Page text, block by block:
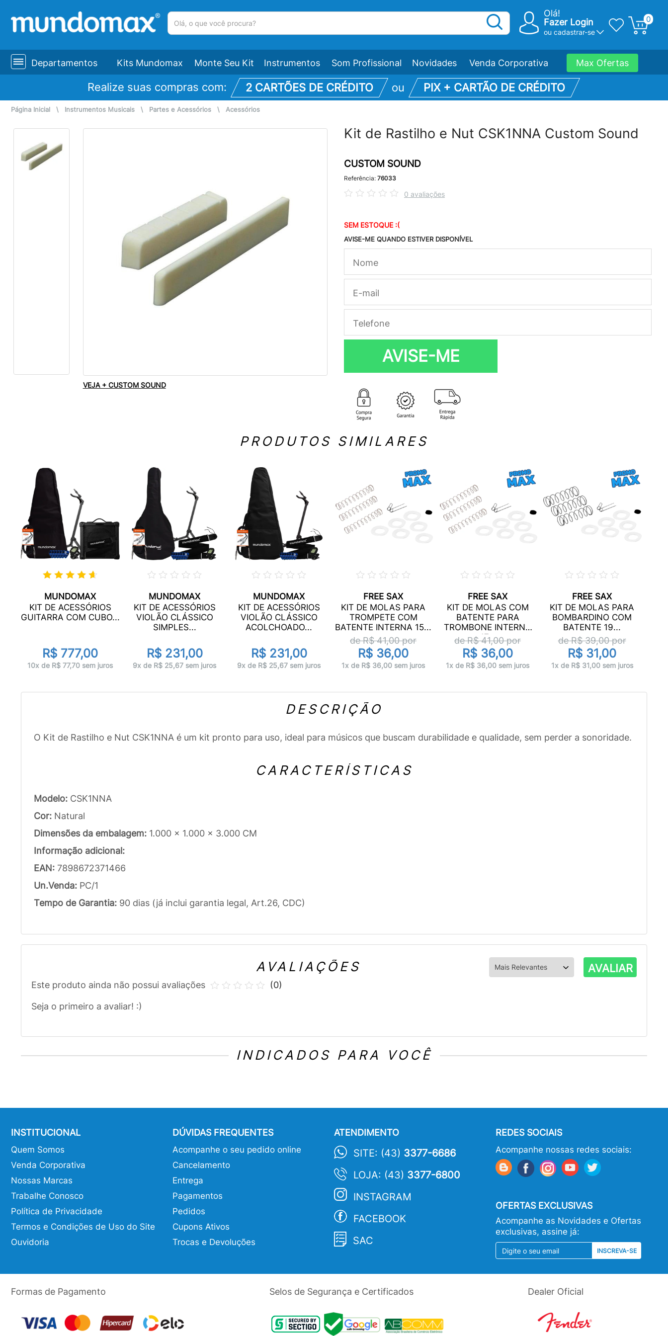
Olá!
Fazer Login
ou cadastrar-se
0
Departamentos Kits Mundomax Monte Seu Kit Instrumentos Som Profissional Novidades Venda Corporativa Max Ofertas
Realize suas compras com: 2 CARTÕES DE CRÉDITO ou PIX + CARTÃO DE CRÉDITO
Página Inicial \ Instrumentos Musicais \ Partes e Acessórios \ Acessórios
VEJA + CUSTOM SOUND
Kit de Rastilho e Nut CSK1NNA Custom Sound
CUSTOM SOUND
Referência: 76033
0 avaliações
SEM ESTOQUE :(
AVISE-ME QUANDO ESTIVER DISPONÍVEL
AVISE-ME
PRODUTOS SIMILARES
MUNDOMAX
KIT DE ACESSÓRIOS
GUITARRA COM CUBO...
R$ 777,00
10x de R$ 77,70 sem juros
MUNDOMAX
KIT DE ACESSÓRIOS
VIOLÃO CLÁSSICO
SIMPLES...
R$ 231,00
9x de R$ 25,67 sem juros
MUNDOMAX
KIT DE ACESSÓRIOS
VIOLÃO CLÁSSICO
ACOLCHOADO...
R$ 231,00
9x de R$ 25,67 sem juros
FREE SAX
KIT DE MOLAS PARA
TROMPETE COM
BATENTE INTERNA 15...
de R$41,00por
R$ 36,00
1x de R$ 36,00 sem juros
FREE SAX
KIT DE MOLAS COM
BATENTE PARA
TROMBONE INTERNA
17...
de R$41,00por
R$ 36,00
1x de R$ 36,00 sem juros
FREE SAX
KIT DE MOLAS PARA
BOMBARDINO COM
BATENTE 19...
de R$39,00por
R$ 31,00
1x de R$ 31,00 sem juros
DESCRIÇÃO
O Kit de Rastilho e Nut CSK1NNA é um kit pronto para uso, ideal para músicos que buscam durabilidade e qualidade, sem perder a sonoridade.
CARACTERÍSTICAS
Modelo: CSK1NNA
Cor: Natural
Dimensões da embalagem: 1.000 x 1.000 x 3.000 CM
Informação adicional:
EAN: 7898672371466
Un.Venda: PC/1
Tempo de Garantia: 90 dias (já inclui garantia legal, Art.26, CDC)
AVALIAÇÕES AVALIAR
Este produto ainda não possui avaliações
Seja o primeiro a avaliar! :)
(0)
INDICADOS PARA VOCÊ
INSTITUCIONAL
Quem Somos
Venda Corporativa
Nossas Marcas
Trabalhe Conosco
Política de Privacidade
Termos e Condições de Uso do Site
Ouvidoria
DÚVIDAS FREQUENTES
Acompanhe o seu pedido online
Cancelamento
Entrega
Pagamentos
Pedidos
Cupons Ativos
Trocas e Devoluções
ATENDIMENTO
SITE: (43) 3377-6686
LOJA: (43) 3377-6800
INSTAGRAM
FACEBOOK
SAC
REDES SOCIAIS
Acompanhe nossas redes sociais:
OFERTAS EXCLUSIVAS
Acompanhe as Novidades e Ofertas
exclusivas, assine já:
INSCREVA-SE
Formas de Pagamento Selos de Segurança e Certificados Dealer Oficial